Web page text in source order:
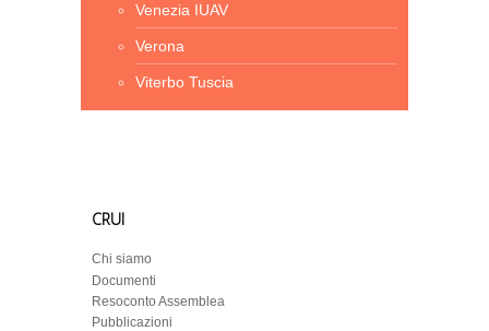
Venezia IUAV
Verona
Viterbo Tuscia
CRUI
Chi siamo
Documenti
Resoconto Assemblea
Pubblicazioni